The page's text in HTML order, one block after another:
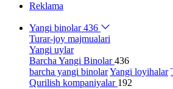
Reklama
Yangi binolar436
Turar-joy majmualari
Yangi uylar
Barcha Yangi Binolar436
barcha yangi binolarYangi loyihalar
Qurilish kompaniyalar 192